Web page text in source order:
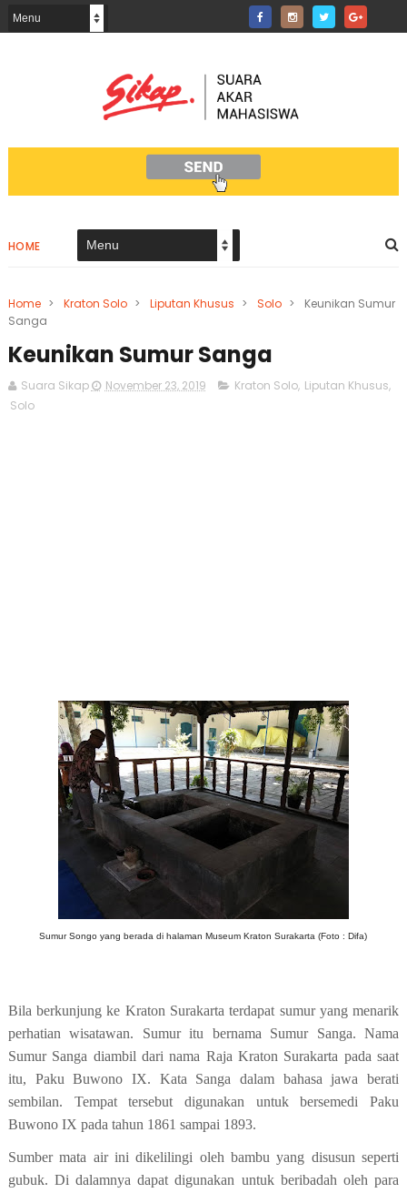
HOME
Home > Kraton Solo > Liputan Khusus > Solo >
Keunikan Sumur
Sanga
Keunikan Sumur Sanga
Suara Sikap November 23, 2019 Kraton Solo, Liputan Khusus,
Solo
Sumur Songo yang berada di halaman Museum Kraton Surakarta (Foto : Difa)
Bila berkunjung ke Kraton Surakarta terdapat sumur yang menarik
perhatian wisatawan. Sumur itu bernama Sumur Sanga.Nama
Sumur Sanga diambil dari nama Raja Kraton Surakarta pada saat
itu, Paku Buwono IX. Kata Sanga dalam bahasa jawa berati
sembilan. Tempat tersebut digunakan untuk bersemedi Paku
Buwono IX pada tahun 1861 sampai 1893.
Sumber mata air ini dikelilingi oleh bambu yang disusun seperti
gubuk. Di dalamnya dapat digunakan untuk beribadah oleh para